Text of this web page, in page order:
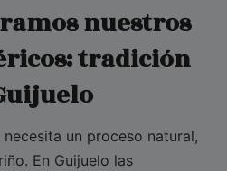
nuestros
tradición
un proceso natural,
En Guijuelo las